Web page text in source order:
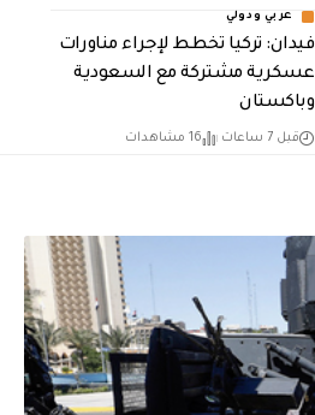
عربي ودولي
فيدان: تركيا تخطط لإجراء مناورات
عسكرية مشتركة مع السعودية
وباكستان
قبل 7 ساعات 16 مشاهدات